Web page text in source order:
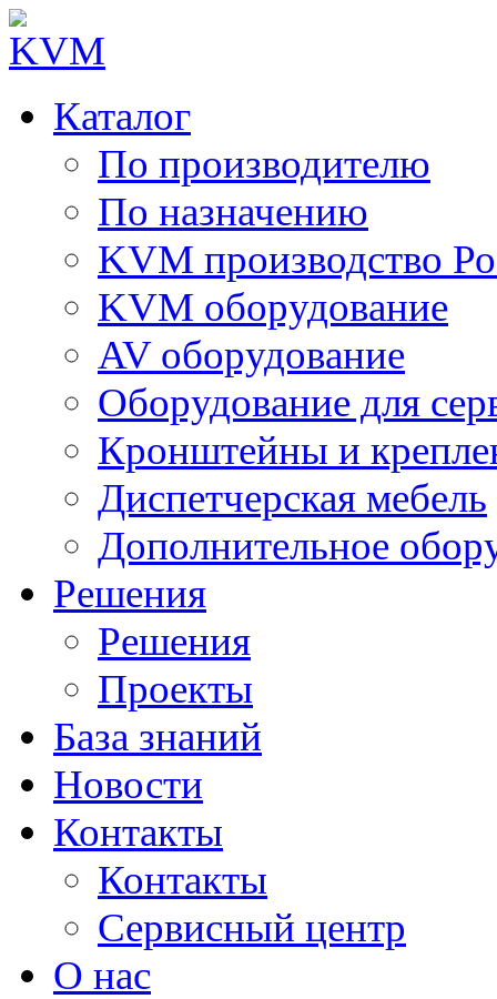
Каталог
По производителю
По назначению
KVM производство
KVM оборудование
AV оборудование
Оборудование для
Кронштейны и
Диспетчерская мебель
Дополнительное
Решения
Решения
Проекты
База знаний
Новости
Контакты
Контакты
Сервисный центр
О нас